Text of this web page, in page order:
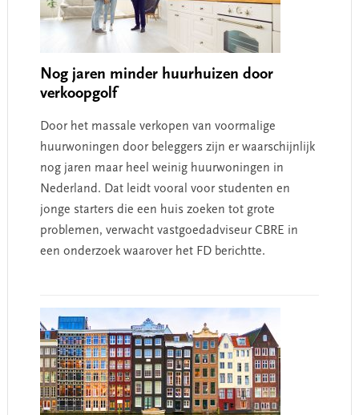
Nog jaren minder huurhuizen door
verkoopgolf
Door het massale verkopen van voormalige
huurwoningen door beleggers zijn er waarschijnlijk
nog jaren maar heel weinig huurwoningen in
Nederland. Dat leidt vooral voor studenten en
jonge starters die een huis zoeken tot grote
problemen, verwacht vastgoedadviseur CBRE in
een onderzoek waarover het FD berichtte.